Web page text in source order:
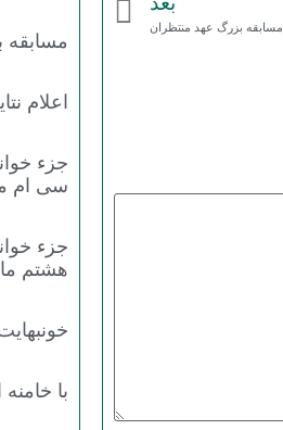
مسابقه بزرگ عهد منتظران
اعلام
جزء
سی ام
جزء
هشتم
با